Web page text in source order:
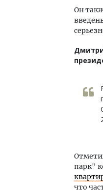
Он
парк"
что